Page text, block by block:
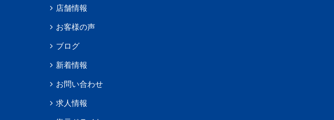
店舗情報
お客様の声
ブログ
新着情報
お問い合わせ
求人情報